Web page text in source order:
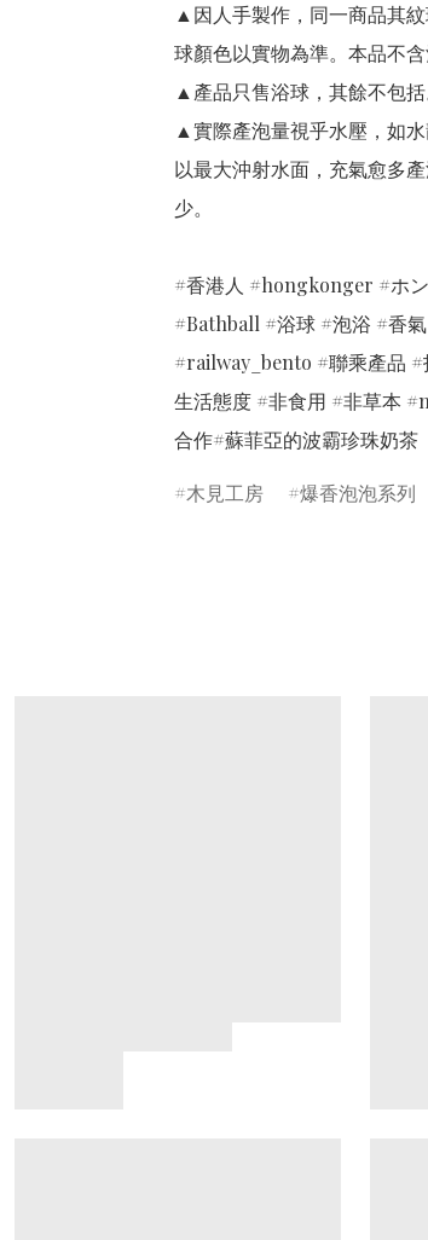
▲因人手製作，同一商品其
球顏色以實物為準。本品不含
▲產品只售浴球，其餘不包括
▲實際產泡量視乎水壓，如
以最大沖射水面，充氣愈多
少。
#香港人 #hongkonger #ホ
#Bathball #浴球 #泡浴 #香
#railway_bento #聯乘產品
生活態度 #非食用 #非草本
合作#蘇菲亞的波霸珍珠奶茶
木見工房 爆香泡泡系列